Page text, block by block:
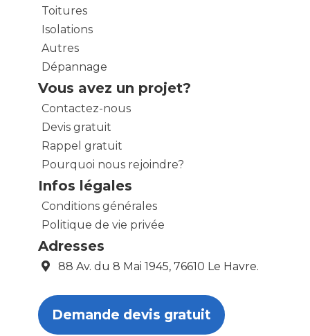
Toitures
Isolations
Autres
Dépannage
Vous avez un projet?
Contactez-nous
Devis gratuit
Rappel gratuit
Pourquoi nous rejoindre?
Infos légales
Conditions générales
Politique de vie privée
Adresses
88 Av. du 8 Mai 1945, 76610 Le Havre.
Demande devis gratuit